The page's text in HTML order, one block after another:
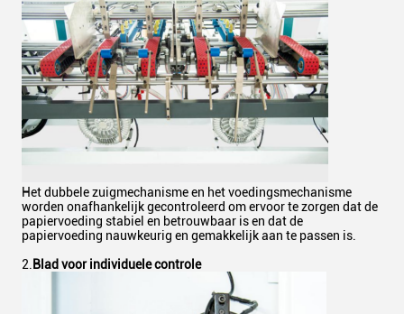
Het dubbele zuigmechanisme en het voedingsmechanisme
worden onafhankelijk gecontroleerd om ervoor te zorgen dat de
papiervoeding stabiel en betrouwbaar is en dat de
papiervoeding nauwkeurig en gemakkelijk aan te passen is.
2.Blad voor individuele controle